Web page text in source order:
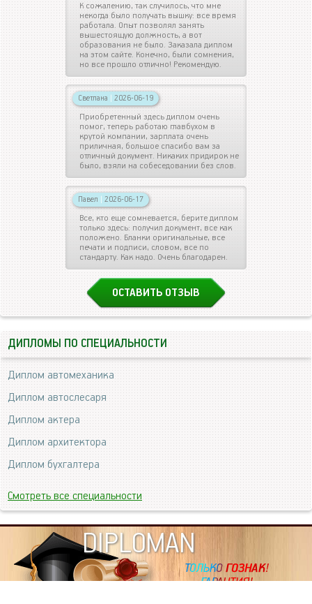
К сожалению, так случилось, что мне
некогда было получать вышку: все время
работала. Опыт позволял занять
вышестоящую должность, а вот
образования не было. Заказала диплом
на этом сайте. Конечно, были сомнения,
но все прошло отлично! Рекомендую.
Светлана 2026-06-19
Приобретенный здесь диплом очень
помог, теперь работаю главбухом в
крутой компании, зарплата очень
приличная, большое спасибо вам за
отличный документ. Никаких придирок не
было, взяли на собеседовании без слов.
Павел 2026-06-17
Все, кто еще сомневается, берите диплом
только здесь: получил документ, все как
положено. Бланки оригинальные, все
печати и подписи, словом, все по
стандарту. Как надо. Очень благодарен.
ОСТАВИТЬ ОТЗЫВ
ДИПЛОМЫ ПО СПЕЦИАЛЬНОСТИ
Диплом автомеханика
Диплом автослесаря
Диплом актера
Диплом архитектора
Диплом бухгалтера
Смотреть все специальности
DIPLOMAN